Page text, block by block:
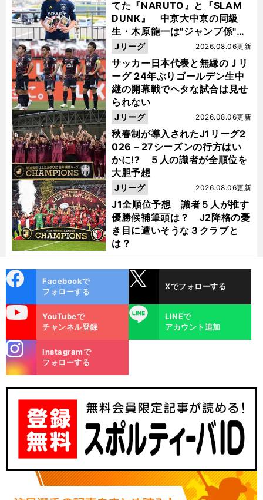
てた『NARUTO』と『SLAM
DUNK』 中京大中京の同級
生・木原龍一は"ジャンプ係"だ
った
サッカー日本代表と無縁のＪリ
ーグ 24年ぶりゴールデン生中
継の開幕戦でヘタな試合は見せ
られない
2026.08.06更新
Jリーグ
秋春制が導入されたJ1リーグ2
026－27シーズンの行方はい
かに!? ５人の識者が全順位を
大胆予想
2026.08.06更新
Jリーグ
J1全順位予想 識者５人が推す
優勝候補筆頭は？ J2降格の憂
き目に遭いそうな３クラブと
は？
2026.08.06更新
Jリーグ
ok
Facebookで
フォローする
Xでフォローする
YouTubeで
チャンネル登録
LINE
LINEで
アカウント追加
m
Instagramで
フォローする